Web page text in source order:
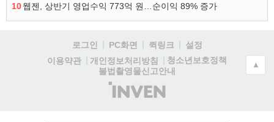
10웹젠, 상반기 영업수익 773억 원…순이익 89% 증가
로그인 PC화면 퀵링크
설정
이용약관
개인정보처리방침
청소년보호정책
불법촬영물신고안내
(주)
인
▲